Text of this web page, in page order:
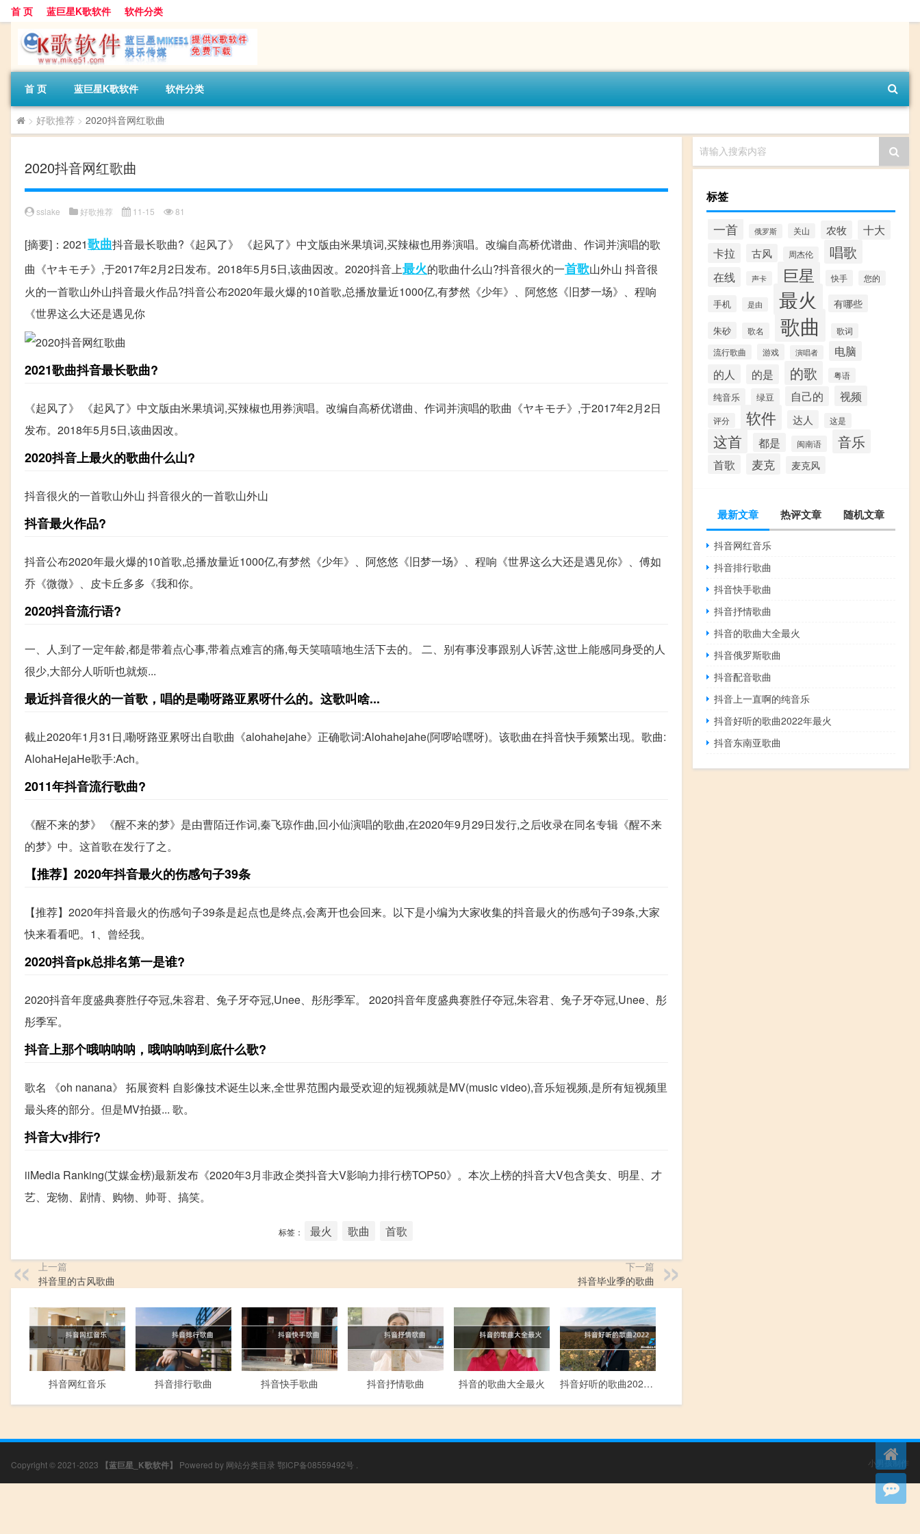
首 页 蓝巨星K歌软件 软件分类
首 页 蓝巨星K歌软件 软件分类
> 好歌推荐 > 2020抖音网红歌曲
2020抖音网红歌曲
sslake 好歌推荐 11-15 81
[摘要]：2021歌曲抖音最长歌曲?《起风了》 《起风了》中文版由米果填词,买辣椒也用券演唱。改编自高桥优谱曲、作词并演唱的歌
曲《ヤキモチ》,于2017年2月2日发布。2018年5月5日,该曲因改。2020抖音上最火的歌曲什么山?抖音很火的一首歌山外山 抖音很
火的一首歌山外山抖音最火作品?抖音公布2020年最火爆的10首歌,总播放量近1000亿,有梦然《少年》、阿悠悠《旧梦一场》、程响
《世界这么大还是遇见你
2021歌曲抖音最长歌曲?
《起风了》 《起风了》中文版由米果填词,买辣椒也用券演唱。改编自高桥优谱曲、作词并演唱的歌曲《ヤキモチ》,于2017年2月2日
发布。2018年5月5日,该曲因改。
2020抖音上最火的歌曲什么山?
抖音很火的一首歌山外山 抖音很火的一首歌山外山
抖音最火作品?
抖音公布2020年最火爆的10首歌,总播放量近1000亿,有梦然《少年》、阿悠悠《旧梦一场》、程响《世界这么大还是遇见你》、傅如
乔《微微》、皮卡丘多多《我和你。
2020抖音流行语?
一、人,到了一定年龄,都是带着点心事,带着点难言的痛,每天笑嘻嘻地生活下去的。 二、别有事没事跟别人诉苦,这世上能感同身受的人
很少,大部分人听听也就烦...
最近抖音很火的一首歌，唱的是嘞呀路亚累呀什么的。这歌叫啥...
截止2020年1月31日,嘞呀路亚累呀出自歌曲《alohahejahe》正确歌词:Alohahejahe(阿啰哈嘿呀)。该歌曲在抖音快手频繁出现。歌曲:
AlohaHejaHe歌手:Ach。
2011年抖音流行歌曲?
《醒不来的梦》 《醒不来的梦》是由曹陌迁作词,秦飞琼作曲,回小仙演唱的歌曲,在2020年9月29日发行,之后收录在同名专辑《醒不来
的梦》中。这首歌在发行了之。
【推荐】2020年抖音最火的伤感句子39条
【推荐】2020年抖音最火的伤感句子39条是起点也是终点,会离开也会回来。以下是小编为大家收集的抖音最火的伤感句子39条,大家
快来看看吧。1、曾经我。
2020抖音pk总排名第一是谁?
2020抖音年度盛典赛胜仔夺冠,朱容君、兔子牙夺冠,Unee、彤彤季军。 2020抖音年度盛典赛胜仔夺冠,朱容君、兔子牙夺冠,Unee、彤
彤季军。
抖音上那个哦呐呐呐，哦呐呐呐到底什么歌?
歌名 《oh nanana》 拓展资料 自影像技术诞生以来,全世界范围内最受欢迎的短视频就是MV(music video),音乐短视频,是所有短视频里
最头疼的部分。但是MV拍摄... 歌。
抖音大v排行?
iiMedia Ranking(艾媒金榜)最新发布《2020年3月非政企类抖音大V影响力排行榜TOP50》。本次上榜的抖音大V包含美女、明星、才
艺、宠物、剧情、购物、帅哥、搞笑。
标签： 最火 歌曲 首歌
上一篇
抖音里的古风歌曲
下一篇
抖音毕业季的歌曲
抖音网红音乐 抖音排行歌曲 抖音快手歌曲 抖音抒情歌曲 抖音的歌曲大全最火 抖音好听的歌曲2022年最火
请输入搜索内容
标签
一首 俄罗斯 关山 农牧
十大
卡拉
古风 周杰伦 唱歌
在线 声卡 巨星 快手 您的
手机 是由 最火 有哪些
朱砂 歌名 歌曲
歌词
流行歌曲
游戏 演唱者 电脑
的人 的是 的歌 粤语
纯音乐 绿豆 自己的 视频
评分 软件 达人 这是
这首 都是 闽南语 音乐
首歌 麦克 麦克风
最新文章 热评文章 随机文章
抖音网红音乐
抖音排行歌曲
抖音快手歌曲
抖音抒情歌曲
抖音的歌曲大全最火
抖音俄罗斯歌曲
抖音配音歌曲
抖音上一直啊的纯音乐
抖音好听的歌曲2022年最火
抖音东南亚歌曲
Copyright © 2021-2023 【蓝巨星_K歌软件】 Powered by 网站分类目录 鄂ICP备08559492号 小男孩制作